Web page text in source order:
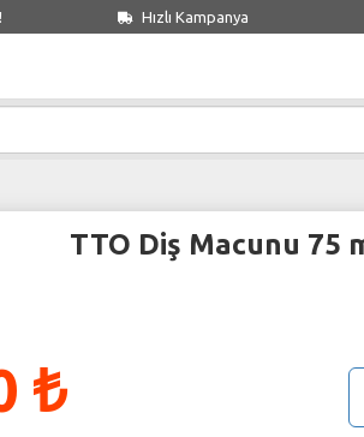
Hızlı Kampanya
TTO Diş Macunu 75
₺